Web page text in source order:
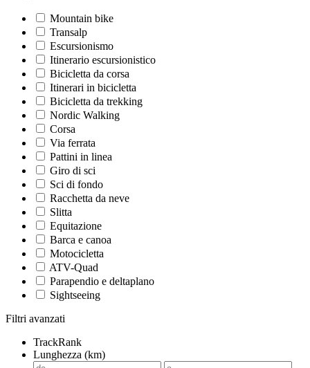
Mountain bike
Transalp
Escursionismo
Itinerario escursionistico
Bicicletta da corsa
Itinerari in bicicletta
Bicicletta da trekking
Nordic Walking
Corsa
Via ferrata
Pattini in linea
Giro di sci
Sci di fondo
Racchetta da neve
Slitta
Equitazione
Barca e canoa
Motocicletta
ATV-Quad
Parapendio e deltaplano
Sightseeing
Filtri avanzati
TrackRank
Lunghezza (km)